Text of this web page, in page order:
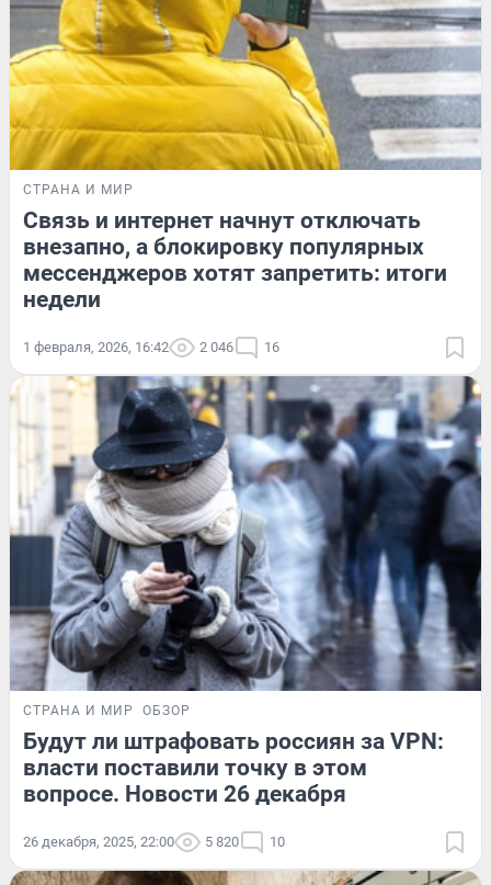
СТРАНА И МИР
Связь и интернет начнут отключать
внезапно, а блокировку популярных
мессенджеров хотят запретить: итоги
недели
1 февраля, 2026, 16:42 2 046 16
СТРАНА И МИР ОБЗОР
Будут ли штрафовать россиян за VPN:
власти поставили точку в этом
вопросе. Новости 26 декабря
26 декабря, 2025, 22:00 5 820 10